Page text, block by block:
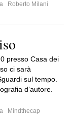
Roberto Milani
presso Casa dei
ci sarà
sul tempo.
d’autore.
Mindthecap